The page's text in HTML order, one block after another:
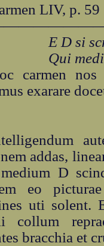
LIV, p. 59
E D si
Qui
carmen
exarare
addas,
D
eo
uti solent.
collum
bracchia et